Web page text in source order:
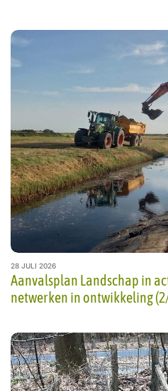
28 JULI 2026
Aanvalsplan Landschap in
netwerken in ontwikkeling